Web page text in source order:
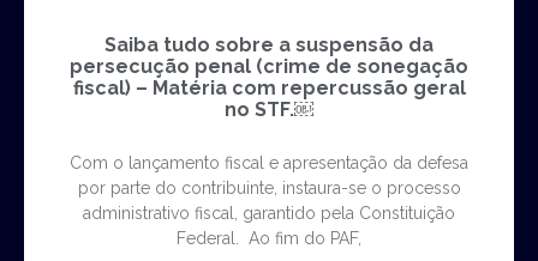
Saiba tudo sobre a suspensão da
persecução penal (crime de sonegação
fiscal) – Matéria com repercussão geral
no STF.￼
Com o lançamento fiscal e apresentação da defesa
por parte do contribuinte, instaura-se o processo
administrativo fiscal, garantido pela Constituição
Federal. Ao fim do PAF,